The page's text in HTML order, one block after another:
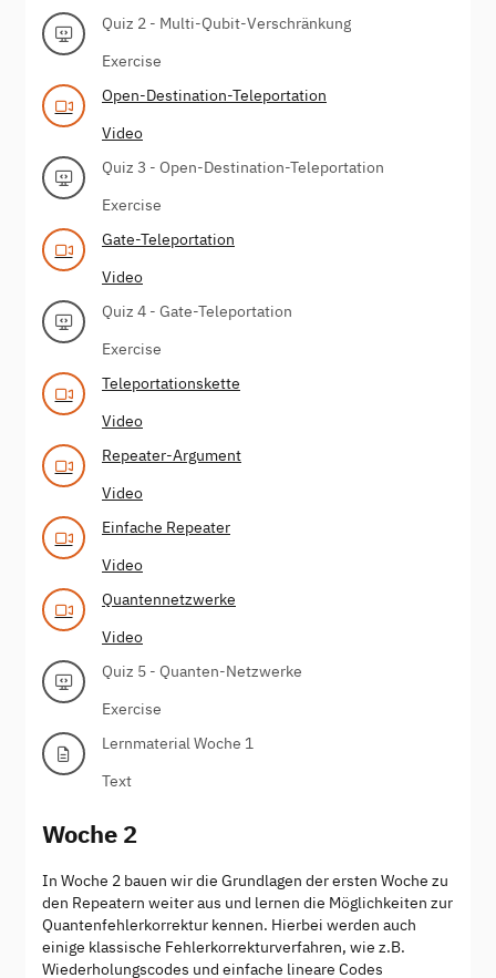
Quiz 2 - Multi-Qubit-Verschränkung
Exercise
Open-Destination-Teleportation
Video
Quiz 3 - Open-Destination-Teleportation
Exercise
Gate-Teleportation
Video
Quiz 4 - Gate-Teleportation
Exercise
Teleportationskette
Video
Repeater-Argument
Video
Einfache Repeater
Video
Quantennetzwerke
Video
Quiz 5 - Quanten-Netzwerke
Exercise
Lernmaterial Woche 1
Text
Woche 2
In Woche 2 bauen wir die Grundlagen der ersten Woche zu
den Repeatern weiter aus und lernen die Möglichkeiten zur
Quantenfehlerkorrektur kennen. Hierbei werden auch
einige klassische Fehlerkorrekturverfahren, wie z.B.
Wiederholungscodes und einfache lineare Codes